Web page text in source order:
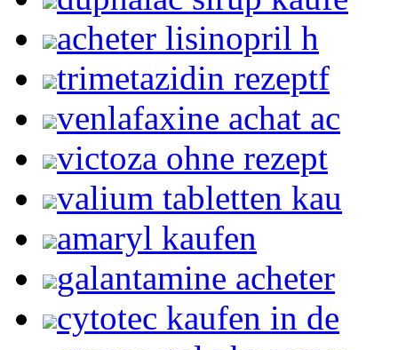
acheter lisinopril h
trimetazidin rezeptf
venlafaxine achat ac
victoza ohne rezept
valium tabletten kau
amaryl kaufen
galantamine acheter
cytotec kaufen in de